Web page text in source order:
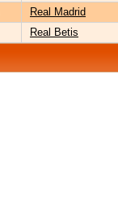
Real Madrid
Real Betis